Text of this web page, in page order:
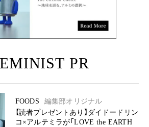
PR
FOODS
編集部オリジナル
【読者プレゼントあり】ダイドードリン
コ×アルテミラが「LOVE the EARTH